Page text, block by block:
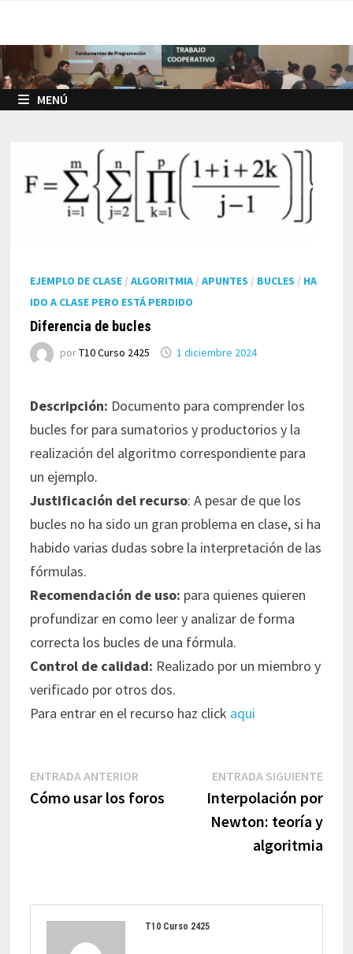
contenido
MENÚ
EJEMPLO DE CLASE /ALGORITMIA /APUNTES / BUCLES / HA
IDO A CLASE PERO ESTÁ PERDIDO
Diferencia de bucles
porT10 Curso 2425 1 diciembre 2024
Descripción: Documento para comprender los
bucles for para sumatorios y productorios y la
realización del algoritmo correspondiente para
un ejemplo.
Justificación del recurso: A pesar de que los
bucles no ha sido un gran problema en clase, si ha
habido varias dudas sobre la interpretación de las
fórmulas.
Recomendación de uso: para quienes quieren
profundizar en como leer y analizar de forma
correcta los bucles de una fórmula.
Control de calidad: Realizado por un miembro y
verificado por otros dos.
Para entrar en el recurso haz click aqui
Navegación
entradas
ENTRADA ANTERIOR
anterior:
Cómo usar los foros
ENTRADA SIGUIENTE
Interpolación por
Newton: teoría y
algoritmia
T10 Curso 2425